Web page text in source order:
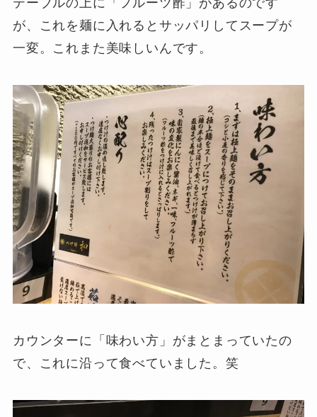
が、これを麺に入れるとサッパリしてスープが
一変。これまた美味しいんです。
カウンターに「味わい方」がまとまっていたの
で、これに沿って食べていました。笑